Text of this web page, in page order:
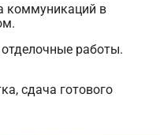
коммуникаций в
работы.
сдача готового